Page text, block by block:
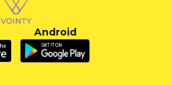
Android